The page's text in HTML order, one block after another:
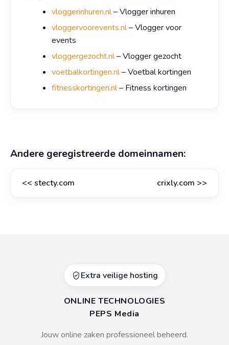
vloggerinhuren.nl– Vlogger inhuren
vloggervoorevents.nl– Vlogger voor
events
vloggergezocht.nl– Vlogger gezocht
voetbalkortingen.nl– Voetbal kortingen
fitnesskortingen.nl– Fitness kortingen
Andere geregistreerde domeinnamen:
<< stecty.com crixly.com >>
Extra veilige hosting
ONLINE TECHNOLOGIES
PEPS Media
Jouw online zaken professioneel beheerd.